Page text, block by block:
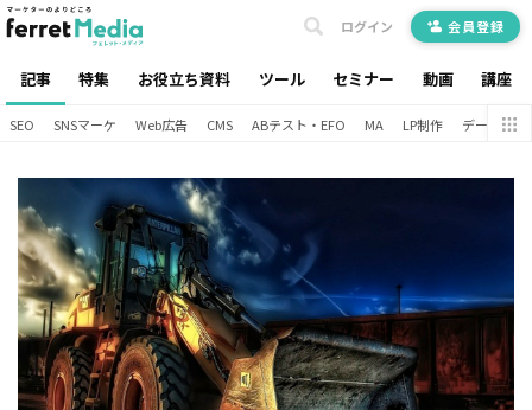
記事 特集 お役立ち資料 ツール セミナー 動画 講座
ログイン 会員登録
SEO SNSマーケ Web広告 CMS ABテスト・EFO MA LP制作 データ分析